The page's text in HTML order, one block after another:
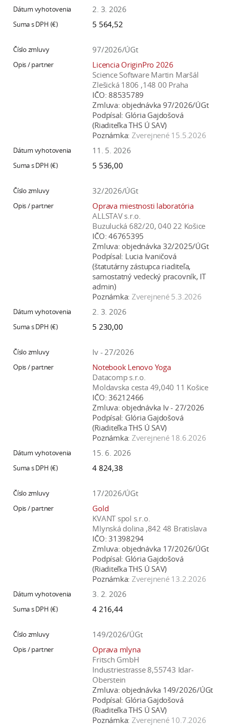
2. 3. 2026
5 564,52
97/2026/ÚGt
Licencia OriginPro 2026
Science Software Martin Maršál
Zlešická 1806 ,148 00 Praha
IČO: 88535789
Zmluva: objednávka 97/2026/ÚGt
Podpísal: Glória Gajdošová
(Riaditeľka THS Ú SAV)
Poznámka: Zverejnené 15.5.2026
11. 5. 2026
5 536,00
32/2026/ÚGt
Oprava miestnosti laboratória
ALLSTAV s.r.o.
Buzulucká 682/20, 040 22 Košice
IČO: 46765395
Zmluva: objednávka 32/2025/ÚGt
Podpísal: Lucia Ivaničová
(štatutárny zástupca riaditeľa,
samostatný vedecký pracovník, IT
admin)
Poznámka: Zverejnené 5.3.2026
2. 3. 2026
5 230,00
Iv - 27/2026
Notebook Lenovo Yoga
Datacomp s.r.o.
Moldavska cesta 49,040 11 Košice
IČO: 36212466
Zmluva: objednávka Iv - 27/2026
Podpísal: Glória Gajdošová
(Riaditeľka THS Ú SAV)
Poznámka: Zverejnené 18.6.2026
15. 6. 2026
4 824,38
17/2026/ÚGt
Gold
KVANT spol s.r.o.
Mlynská dolina ,842 48 Bratislava
IČO: 31398294
Zmluva: objednávka 17/2026/ÚGt
Podpísal: Glória Gajdošová
(Riaditeľka THS Ú SAV)
Poznámka: Zverejnené 13.2.2026
3. 2. 2026
4 216,44
149/2026/ÚGt
Oprava mlyna
Fritsch GmbH
Industriestrasse 8,55743 Idar-
Oberstein
Zmluva: objednávka 149/2026/ÚGt
Podpísal: Glória Gajdošová
(Riaditeľka THS Ú SAV)
Poznámka: Zverejnené 10.7.2026